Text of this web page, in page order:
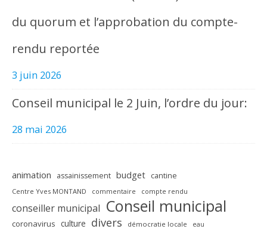
du quorum et l’approbation du compte-
rendu reportée
3 juin 2026
Conseil municipal le 2 Juin, l’ordre du jour:
28 mai 2026
animation assainissement budget cantine
Centre Yves MONTAND commentaire compte rendu
conseiller municipal Conseil municipal
coronavirus culture divers démocratie locale eau